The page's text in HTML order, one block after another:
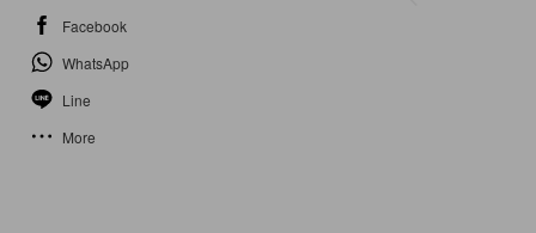
Facebook
WhatsApp
Line
More